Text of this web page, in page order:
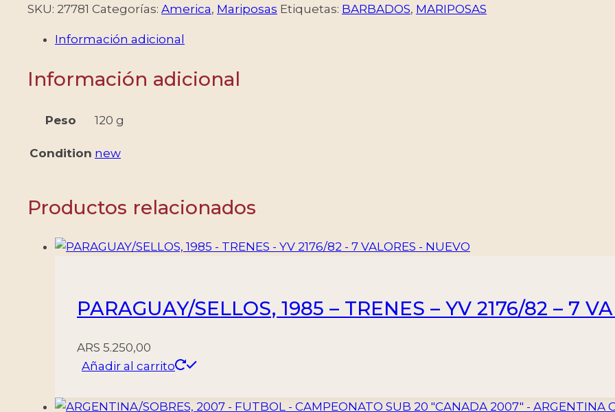
-
816/19
-
+
SKU: 27781 Categorías: America, Mariposas Etiquetas: BARBADOS, MARIPOSAS
Información adicional
Información adicional
Peso 120 g
Condition new
Productos relacionados
PARAGUAY/SELLOS, 1985 – TRENES – YV 2176/82 – 7
ARS 5.250,00
Añadir al carrito